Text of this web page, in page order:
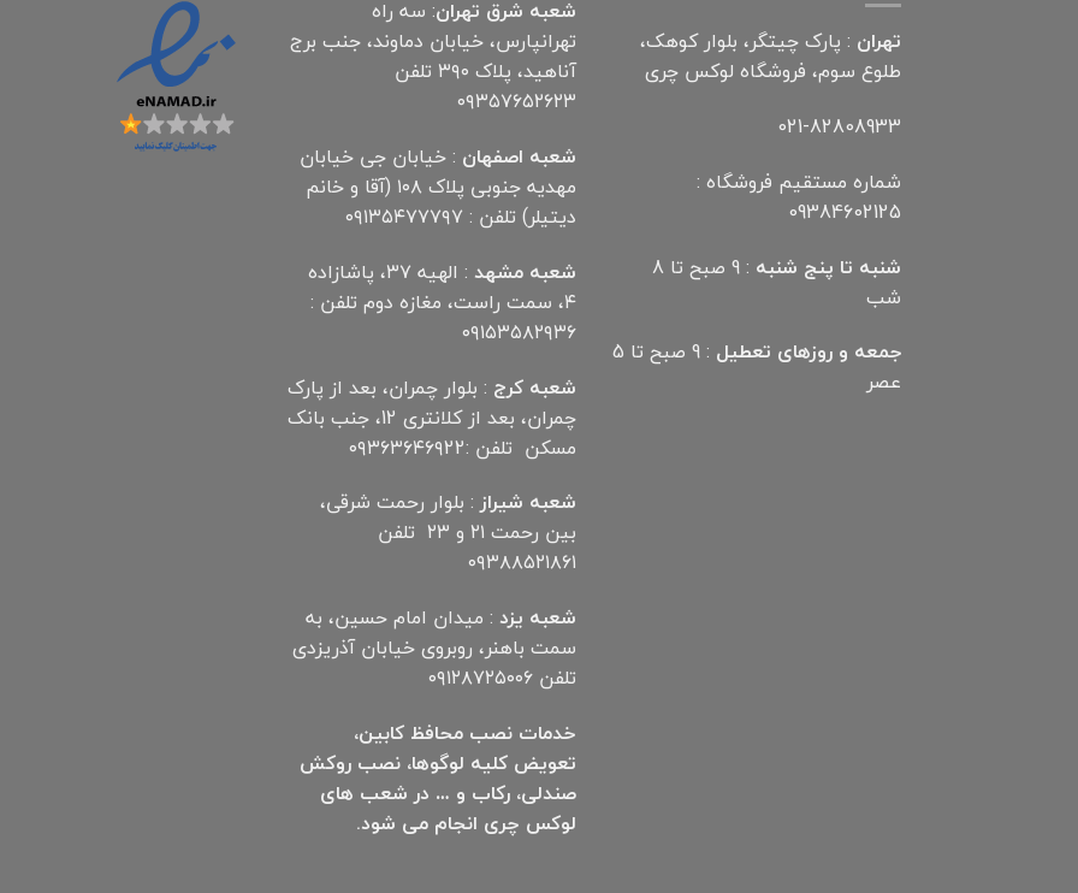
تهران : پارک چیتگر، بلوار کوهک،
طلوع سوم، فروشگاه لوکس چری
021-82808933
شماره مستقیم فروشگاه :
09384602125
شنبه تا پنج شنبه
: 9 صبح تا 8
شب
جمعه و روزهای تعطیل
: 9 صبح تا 5
عصر
شعبه شرق تهران: سه راه
تهرانپارس، خیابان دماوند، جنب برج
آناهید، پلاک ۳۹۰ تلفن
۰۹۳۵۷۶۵۲۶۲۳
شعبه اصفهان : خیابان جی خیابان
مهدیه جنوبی پلاک ۱۰۸ (آقا و خانم
دیتیلر) تلفن : ۰۹۱۳۵۴۷۷۷۹۷
شعبه مشهد
: الهیه ۳۷، پاشازاده
۴، سمت راست، مغازه دوم تلفن :
۰۹۱۵۳۵۸۲۹۳۶
شعبه کرج : بلوار چمران، بعد از پارک
چمران، بعد از کلانتری 12، جنب بانک
مسکن تلفن :۰۹۳۶۳۶۴۶۹22
شعبه شیراز: بلوار رحمت شرقی،
بین رحمت ۲۱ و ۲۳ تلفن
۰۹۳۸۸۵۲۱۸۶۱
شعبه یزد : میدان امام حسین، به
سمت باهنر، روبروی خیابان آذریزدی
تلفن ۰۹۱۲۸۷۲۵۰۰۶
خدمات نصب محافظ کابین،
تعویض کلیه لوگوها، نصب روکش
صندلی، رکاب و … در شعب های
لوکس چری انجام می شود.